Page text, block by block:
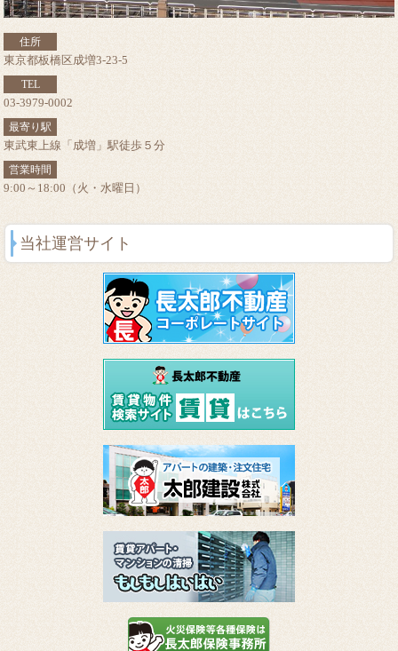
住所
東京都板橋区成増3-23-5
TEL
03-3979-0002
最寄り駅
東武東上線「成増」駅徒歩５分
営業時間
9:00～18:00（火・水曜日）
当社運営サイト